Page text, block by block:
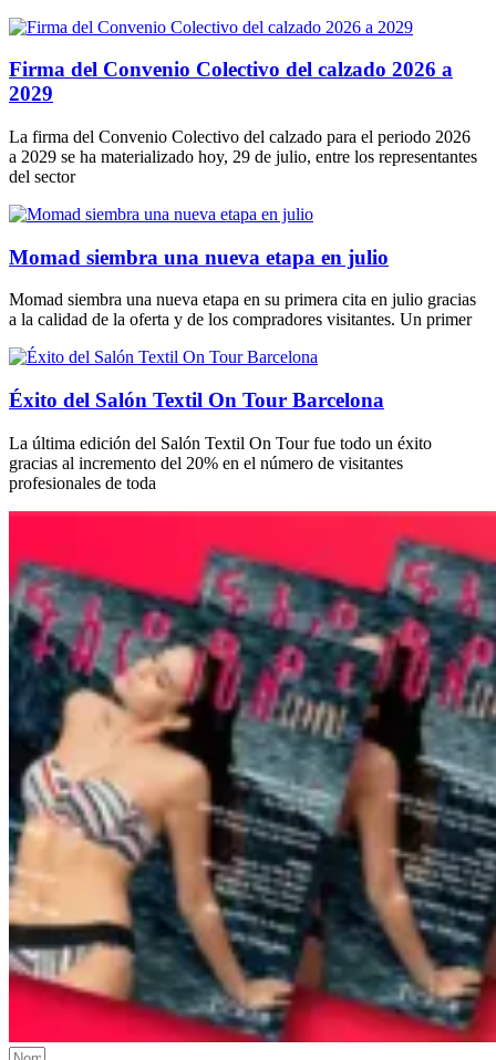
Firma del Convenio Colectivo del calzado 2026 a
2029
La firma del Convenio Colectivo del calzado para el periodo 2026
a 2029 se ha materializado hoy, 29 de julio, entre los representantes
del sector
Momad siembra una nueva etapa en julio
Momad siembra una nueva etapa en su primera cita en julio gracias
a la calidad de la oferta y de los compradores visitantes. Un primer
Éxito del Salón Textil On Tour Barcelona
La última edición del Salón Textil On Tour fue todo un éxito
gracias al incremento del 20% en el número de visitantes
profesionales de toda